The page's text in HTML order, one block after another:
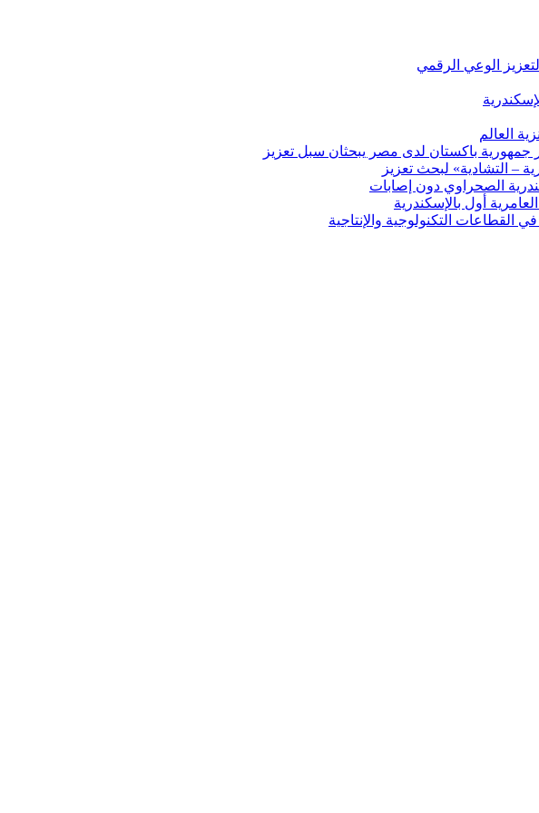
الوعي الرقمي
العالم
جمهورية باكستان لدى مصر يبحثان سبل تعزيز
– التشادية» لبحث تعزيز
الصحراوي دون إصابات
القطاعات التكنولوجية والإنتاجية